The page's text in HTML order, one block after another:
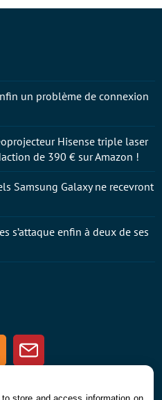
RSS Newsletter
un problème de connexion
Hisense triple laser
de 390 € sur Amazon !
Samsung Galaxy ne recevront
s’attaque enfin à deux de ses
to store and access information on